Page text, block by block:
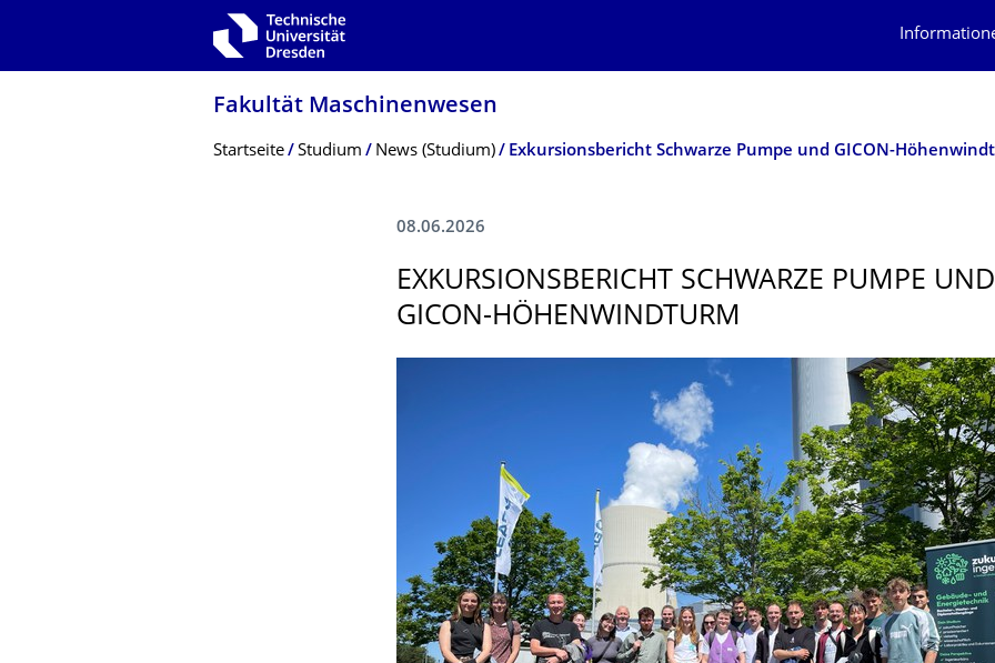
Zur Hauptnavigation springen
Fakultät Maschinenwesen
Breadcrumb-Menü
Startseite Studium News (Studium) Exkursionsbericht Schwarze Pumpe und GICON-
08.06.2026
EXKURSIONSBE­RICHT SCHWARZE PUMPE UND
GICON-HÖHENWINDTURM